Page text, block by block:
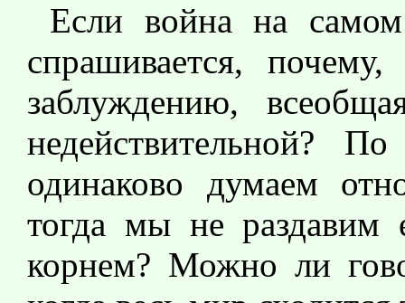
Если война на
спрашивается,
заблуждению,
недействительной?
одинаково думаем
тогда мы не раздавим
корнем? Можно ли